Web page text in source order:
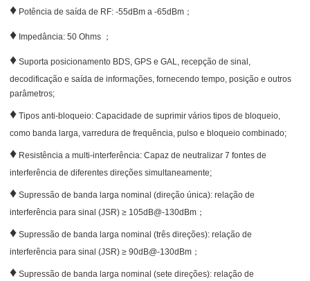
♦ Potência de saída de RF: -55dBm a -65dBm；
♦ Impedância: 50 Ohms ；
♦ Suporta posicionamento BDS, GPS e GAL, recepção de sinal,
decodificação e saída de informações, fornecendo tempo, posição e outros
parâmetros;
♦ Tipos anti-bloqueio: Capacidade de suprimir vários tipos de bloqueio,
como banda larga, varredura de frequência, pulso e bloqueio combinado;
♦ Resistência a multi-interferência: Capaz de neutralizar 7 fontes de
interferência de diferentes direções simultaneamente;
♦ Supressão de banda larga nominal (direção única): relação de
interferência para sinal (JSR) ≥ 105dB@-130dBm；
♦ Supressão de banda larga nominal (três direções): relação de
interferência para sinal (JSR) ≥ 90dB@-130dBm；
♦ Supressão de banda larga nominal (sete direções): relação de